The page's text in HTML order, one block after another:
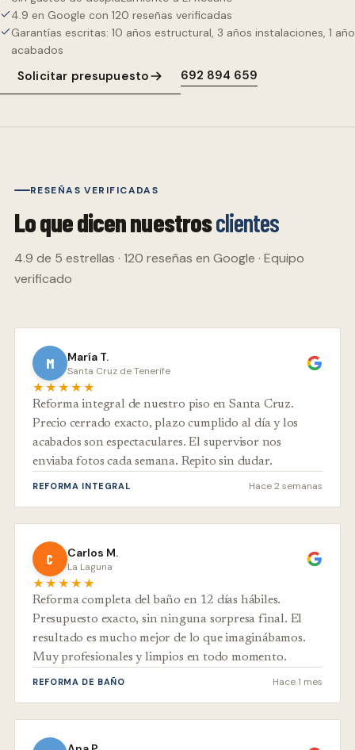
4.9 en Google con 120 reseñas verificadas
Garantías escritas: 10 años estructural, 3 años instalaciones, 1 año
acabados
Solicitar presupuesto 692 894 659
RESEÑAS VERIFICADAS
Lo que dicen nuestrosclientes
4.9 de 5 estrellas · 120 reseñas en Google · Equipo
verificado
M María T.
Santa Cruz de Tenerife
★★★★★
Reforma integral de nuestro piso en Santa Cruz.
Precio cerrado exacto, plazo cumplido al día y los
acabados son espectaculares. El supervisor nos
enviaba fotos cada semana. Repito sin dudar.
REFORMA INTEGRAL Hace 2 semanas
C Carlos M.
La Laguna
★★★★★
Reforma completa del baño en 12 días hábiles.
Presupuesto exacto, sin ninguna sorpresa final. El
resultado es mucho mejor de lo que imaginábamos.
Muy profesionales y limpios en todo momento.
REFORMA DE BAÑO Hace 1 mes